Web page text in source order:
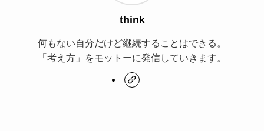
think
何もない自分だけど継続することはできる。
「考え方」をモットーに発信していきます。